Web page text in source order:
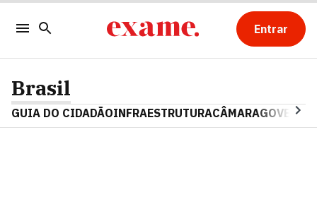
Entrar
Brasil
GUIA DO CIDADÃOINFRAESTRUTURACÂMARAGOVERNO